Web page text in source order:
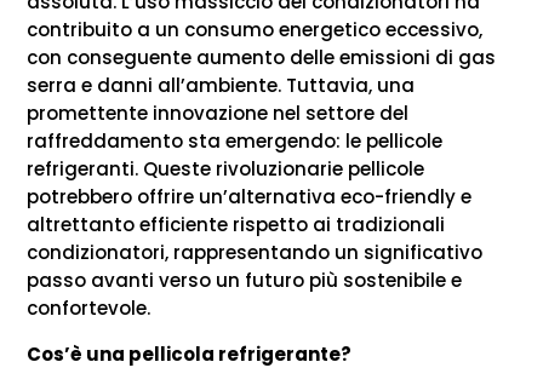
contribuito a un consumo energetico eccessivo,
con conseguente aumento delle emissioni di gas
serra e danni all’ambiente. Tuttavia, una
promettente innovazione nel settore del
raffreddamento sta emergendo: le pellicole
refrigeranti. Queste rivoluzionarie pellicole
potrebbero offrire un’alternativa eco-friendly e
altrettanto efficiente rispetto ai tradizionali
condizionatori, rappresentando un significativo
passo avanti verso un futuro più sostenibile e
confortevole.
Cos’è una pellicola refrigerante?